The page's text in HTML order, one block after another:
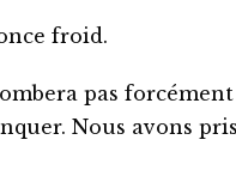
froid.
pas
Nous avons